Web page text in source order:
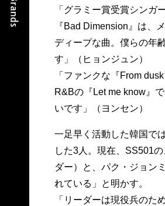
「グラミー賞受賞シンガ
『Bad Dimension』は、
ディープな曲。僕らの年
す」（ヒョンジュン）
「ファンクな『From
R&Bの『Let me know』
いです」（ヨンセン）
一足早く活動した韓国で
した3人。現在、SS501
ダー）と、パク・ジョン
れている」と明かす。
「リーダーは現役兵のた